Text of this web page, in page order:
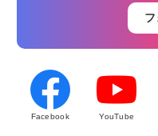
Facebook YouTube